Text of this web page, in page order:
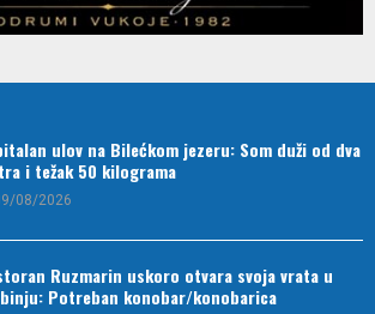
ulov na Bilećkom jezeru: Som duži od dva
i težak 50 kilograma
08/2026
Ruzmarin uskoro otvara svoja vrata u
Potreban konobar/konobarica